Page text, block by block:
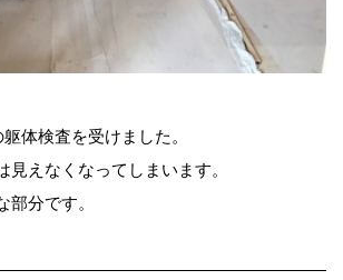
体検査を受けました。
見えなくなってしまいます。
部分です。